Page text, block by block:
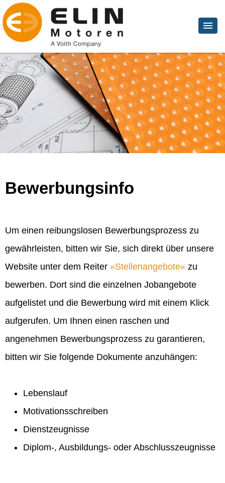
Bewerbungsinfo
Um einen reibungslosen Bewerbungsprozess zu
gewährleisten, bitten wir Sie, sich direkt über unsere
Website unter dem Reiter
Stellenangebote
zu
bewerben. Dort sind die einzelnen Jobangebote
aufgelistet und die Bewerbung wird mit einem Klick
aufgerufen. Um Ihnen einen raschen und
angenehmen Bewerbungsprozess zu garantieren,
bitten wir Sie folgende Dokumente anzuhängen:
Lebenslauf
Motivationsschreiben
Dienstzeugnisse
Diplom-, Ausbildungs- oder Abschlusszeugnisse